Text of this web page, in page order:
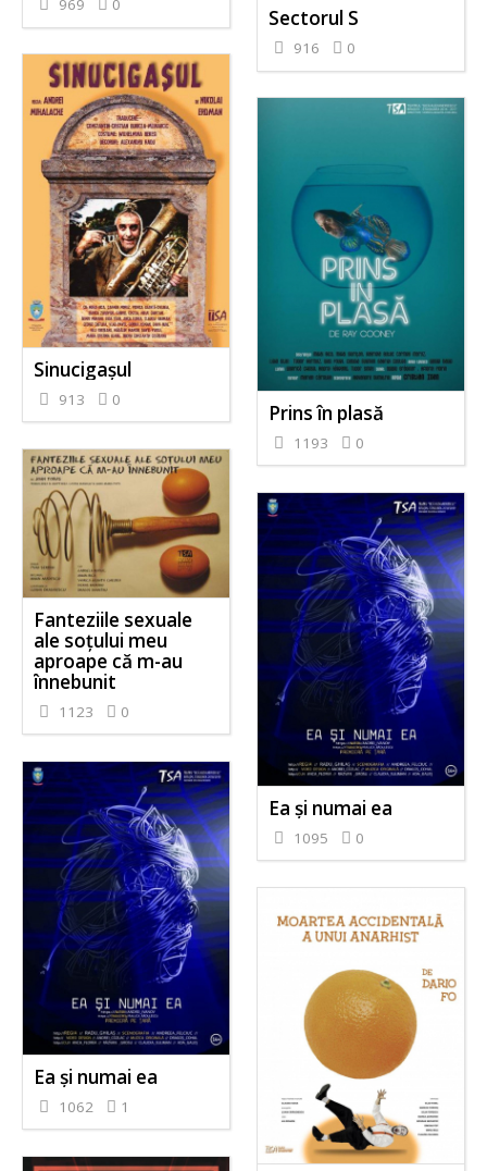
969 0
Sectorul S
916 0
Sinucigașul
913 0
Prins în plasă
1193 0
Fanteziile sexuale
ale soțului meu
aproape că m-au
înnebunit
1123 0
Ea și numai ea
1095 0
Ea și numai ea
1062 1